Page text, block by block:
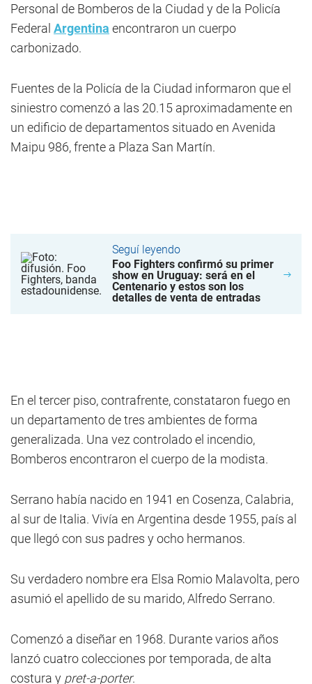
Personal de Bomberos de la Ciudad y de la Policía
Federal Argentina encontraron un cuerpo
carbonizado.
Fuentes de la Policía de la Ciudad informaron que el
siniestro comenzó a las 20.15 aproximadamente en
un edificio de departamentos situado en Avenida
Maipu 986, frente a Plaza San Martín.
Seguí leyendo
Foo Fighters confirmó su primer
show en Uruguay: será en el
Centenario y estos son los
detalles de venta de entradas
En el tercer piso, contrafrente, constataron fuego en
un departamento de tres ambientes de forma
generalizada. Una vez controlado el incendio,
Bomberos encontraron el cuerpo de la modista.
Serrano había nacido en 1941 en Cosenza, Calabria,
al sur de Italia. Vivía en Argentina desde 1955, país al
que llegó con sus padres y ocho hermanos.
Su verdadero nombre era Elsa Romio Malavolta, pero
asumió el apellido de su marido, Alfredo Serrano.
Comenzó a diseñar en 1968. Durante varios años
lanzó cuatro colecciones por temporada, de alta
costura y pret-a-porter.